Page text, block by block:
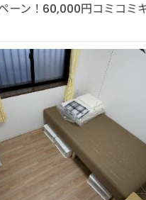
ン！60,000円コミコミ